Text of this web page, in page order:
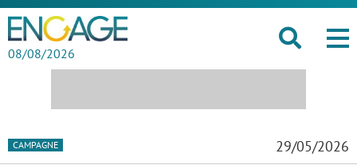
08/08/2026
CAMPAGNE 29/05/2026